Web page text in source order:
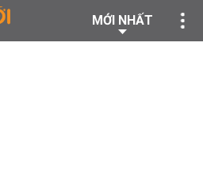
MỚI NHẤT